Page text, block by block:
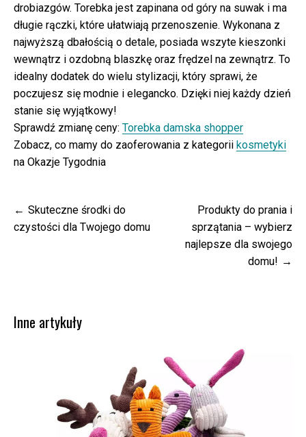
drobiazgów. Torebka jest zapinana od góry na suwak i ma
długie rączki, które ułatwiają przenoszenie. Wykonana z
najwyższą dbałością o detale, posiada wszyte kieszonki
wewnątrz i ozdobną blaszkę oraz frędzel na zewnątrz. To
idealny dodatek do wielu stylizacji, który sprawi, że
poczujesz się modnie i elegancko. Dzięki niej każdy dzień
stanie się wyjątkowy!
Sprawdź zmianę ceny: Torebka damska shopper
Zobacz, co mamy do zaoferowania z kategorii kosmetyki
na Okazje Tygodnia
Nawigacja
wpisu
Skuteczne środki do
czystości dla Twojego domu
Produkty do prania i
sprzątania – wybierz
najlepsze dla swojego
domu!
Inne artykuły